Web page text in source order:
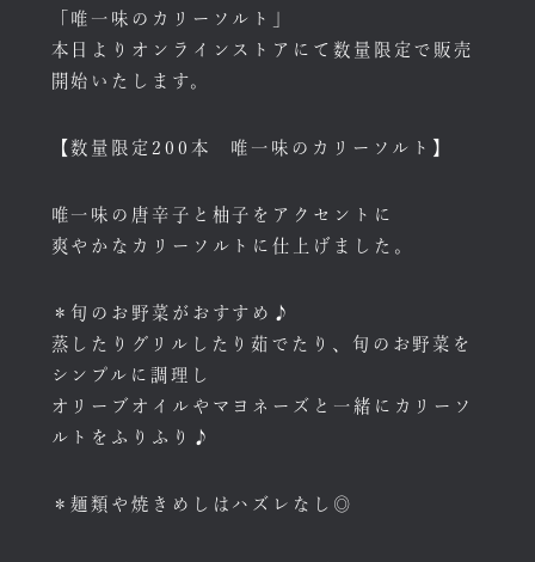
「唯一味のカリーソルト」
本日よりオンラインストアにて数量限定で販売
開始いたします。
【数量限定200本 唯一味のカリーソルト】
唯一味の唐辛子と柚子をアクセントに
爽やかなカリーソルトに仕上げました。
＊旬のお野菜がおすすめ♪
蒸したりグリルしたり茹でたり、旬のお野菜を
シンプルに調理し
オリーブオイルやマヨネーズと一緒にカリーソ
ルトをふりふり♪
＊麺類や焼きめしはハズレなし◎